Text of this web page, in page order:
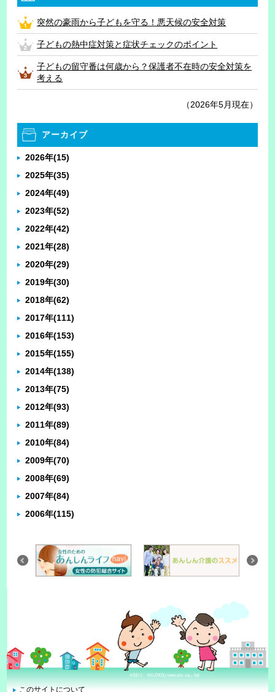
突然の豪雨から子どもを守る！悪天候の安全対策
子どもの熱中症対策と症状チェックのポイント
子どもの留守番は何歳から？保護者不在時の安全対策を
考える
（2026年5月現在）
アーカイブ
2026年(15)
2025年(35)
2024年(49)
2023年(52)
2022年(42)
2021年(28)
2020年(29)
2019年(30)
2018年(62)
2017年(111)
2016年(153)
2015年(155)
2014年(138)
2013年(75)
2012年(93)
2011年(89)
2010年(84)
2009年(70)
2008年(69)
2007年(84)
2006年(115)
このサイトについて